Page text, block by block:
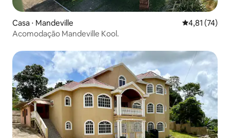
Casa ⋅ Mandeville 4,81 de uma
4,81 (74)
Acomodação Mandeville Kool.